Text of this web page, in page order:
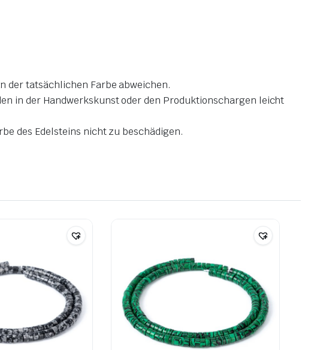
der tatsächlichen Farbe abweichen.
in der Handwerkskunst oder den Produktionschargen leicht
des Edelsteins nicht zu beschädigen.